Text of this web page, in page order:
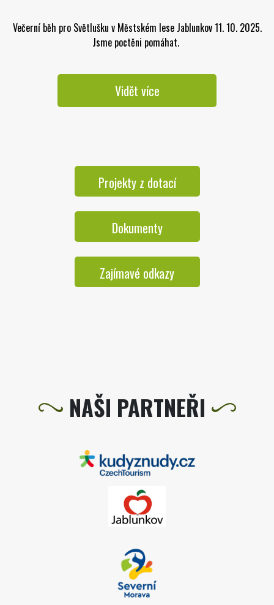
Večerní běh pro Světlušku v Městském lese Jablunkov 11. 10. 2025.
Jsme poctěni pomáhat.
Vidět více
Projekty z dotací
Dokumenty
Zajímavé odkazy
NAŠI PARTNEŘI